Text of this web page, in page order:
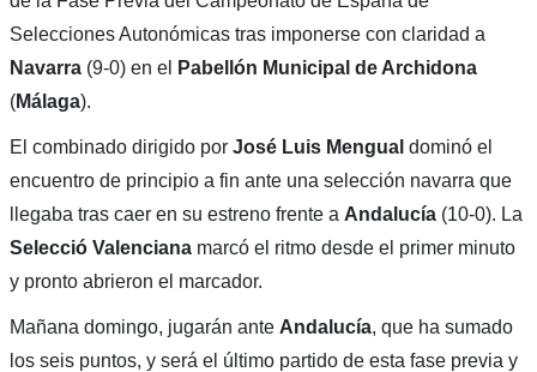
Selecciones Autonómicas tras imponerse con claridad a
Navarra(9-0) en el
Pabellón Municipal de Archidona
(Málaga).
El combinado dirigido por José Luis Mengual dominó el
encuentro de principio a fin ante una selección navarra que
llegaba tras caer en su estreno frente a Andalucía(10-0). La
Selecció Valencianamarcó el ritmo desde el primer minuto
y pronto abrieron el marcador.
Mañana domingo, jugarán ante Andalucía, que ha sumado
los seis puntos, y será el último partido de esta fase previa y